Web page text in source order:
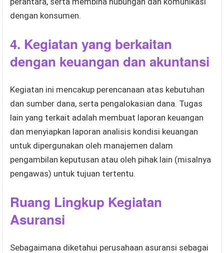
dengan konsumen.
4. Kegiatan yang berkaitan
dengan keuangan dan akuntansi
Kegiatan ini mencakup perencanaan atas kebutuhan
dan sumber dana, serta pengalokasian dana. Tugas
lain yang terkait adalah membuat laporan keuangan
dan menyiapkan laporan analisis kondisi keuangan
untuk dipergunakan oleh manajemen dalam
pengambilan keputusan atau oleh pihak lain (misalnya
pengawas) untuk tujuan tertentu.
Ruang Lingkup Kegiatan
Asuransi
Sebagaimana diketahui perusahaan asuransi sebagai